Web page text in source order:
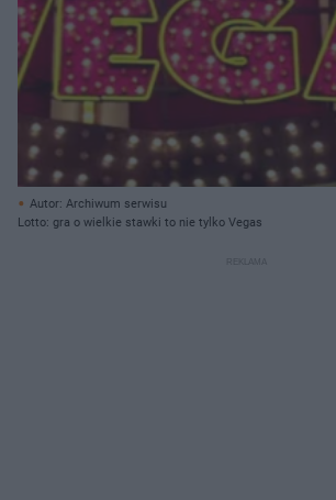
Autor: Archiwum serwisu
Lotto: gra o wielkie stawki to nie tylko Vegas